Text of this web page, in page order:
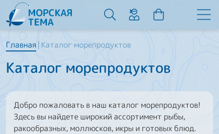
Главная Каталог морепродуктов
Каталог морепродуктов
Добро пожаловать в наш каталог морепродуктов!
Здесь вы найдете широкий ассортимент рыбы,
ракообразных, моллюсков, икры и готовых блюд.